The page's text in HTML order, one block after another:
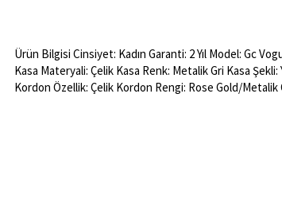
Ürün Bilgisi Cinsiyet: Kadın Garanti: 2 Yıl Model: Gc
Kasa Materyali: Çelik Kasa Renk: Metalik Gri Kasa Şekli:
Kordon Özellik: Çelik Kordon Rengi: Rose Gold/Metalik